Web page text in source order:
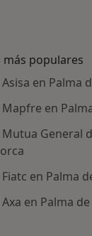
populares
en Palma
en
General
en Palma
en Palma